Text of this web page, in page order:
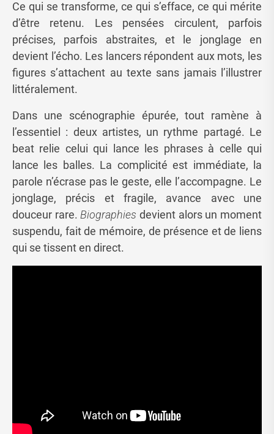
Ce qui se transforme, ce qui s’efface, ce qui mérite
d’être retenu. Les pensées circulent, parfois
précises, parfois abstraites, et le jonglage en
devient l’écho. Les lancers répondent aux mots, les
figures s’attachent au texte sans jamais l’illustrer
littéralement.
Dans une scénographie épurée, tout ramène à
l’essentiel : deux artistes, un rythme partagé. Le
beat relie celui qui lance les phrases à celle qui
lance les balles. La complicité est immédiate, la
parole n’écrase pas le geste, elle l’accompagne. Le
jonglage, précis et fragile, avance avec une
douceur rare.Biographies devient alors un moment
suspendu, fait de mémoire, de présence et de liens
qui se tissent en direct.